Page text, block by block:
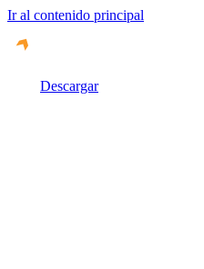
Ir al contenido principal
Descargar